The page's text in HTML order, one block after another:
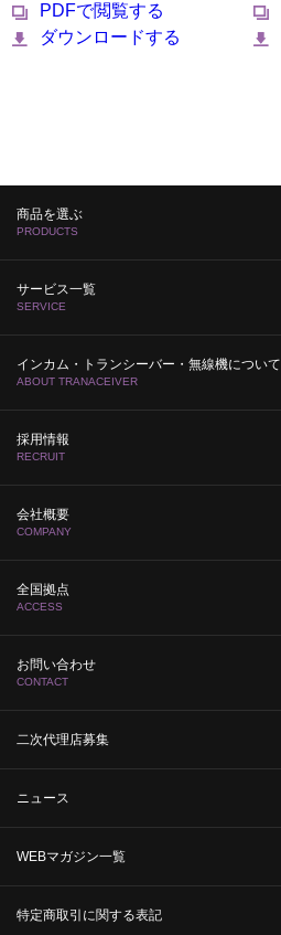
PDFで閲覧する
ダウンロードする
商品を選ぶ
PRODUCTS
サービス一覧
SERVICE
インカム・トランシーバー・無線機について
ABOUT TRANACEIVER
採用情報
RECRUIT
会社概要
COMPANY
全国拠点
ACCESS
お問い合わせ
CONTACT
二次代理店募集
ニュース
WEBマガジン一覧
特定商取引に関する表記